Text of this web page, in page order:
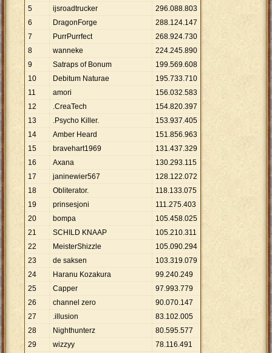
5
ijsroadtrucker 296.088.803
6
DragonForge 288.124.147
7
PurrPurrfect 268.924.730
8
wanneke 224.245.890
9
Satraps of Bonum 199.569.608
10
Debitum Naturae 195.733.710
11
amori 156.032.583
12
.CreaTech 154.820.397
13
.Psycho Killer. 153.937.405
14
Amber Heard 151.856.963
15
bravehart1969 131.437.329
16
Axana 130.293.115
17
janinewier567 128.122.072
18
Obliterator. 118.133.075
19
prinsesjoni 111.275.403
20
bompa 105.458.025
21
SCHILD KNAAP 105.210.311
22
MeisterShizzle 105.090.294
23
de saksen 103.319.079
24
Haranu Kozakura 99.240.249
25
Capper 97.993.779
26
channel zero 90.070.147
27
.illusion 83.102.005
28
Nighthunterz 80.595.577
29
wizzyy 78.116.491